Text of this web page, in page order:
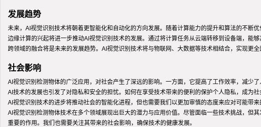
发展趋势
未来，AI视觉识别技术将朝着更智能化和自动化的方向发展。随着计算能力的提升和算法的不断
边缘计算的兴起将进一步推动AI视觉识别技术的发展。通过将计算任务从云端转移到设备端，能
跨领域的融合将是未来的发展趋势。AI视觉识别技术将与物联网、大数据等技术相结合，实现更
社会影响
AI视觉识别检测物体的广泛应用，对社会产生了深远的影响。一方面，它提高了工作效率，减少
AI技术的发展也引发了对隐私和安全的担忧。如何在享受技术带来的便利的保护个人隐私，成为
AI视觉识别技术的进步将推动社会的智能化进程，但也需要我们以更加审慎的态度来应对可能带来
AI视觉识别检测物体技术在多个领域展现出巨大的潜力与应用价值。尽管面临一些技术挑战，但
重要的作用。我们也需要关注其带来的社会影响，确保技术的健康发展。